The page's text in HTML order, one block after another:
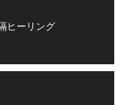
ヒーリング